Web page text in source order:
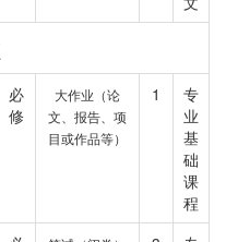
必
修
大作业（论
文、报告、项
目或作品等）
1
专
业
基
础
课
程